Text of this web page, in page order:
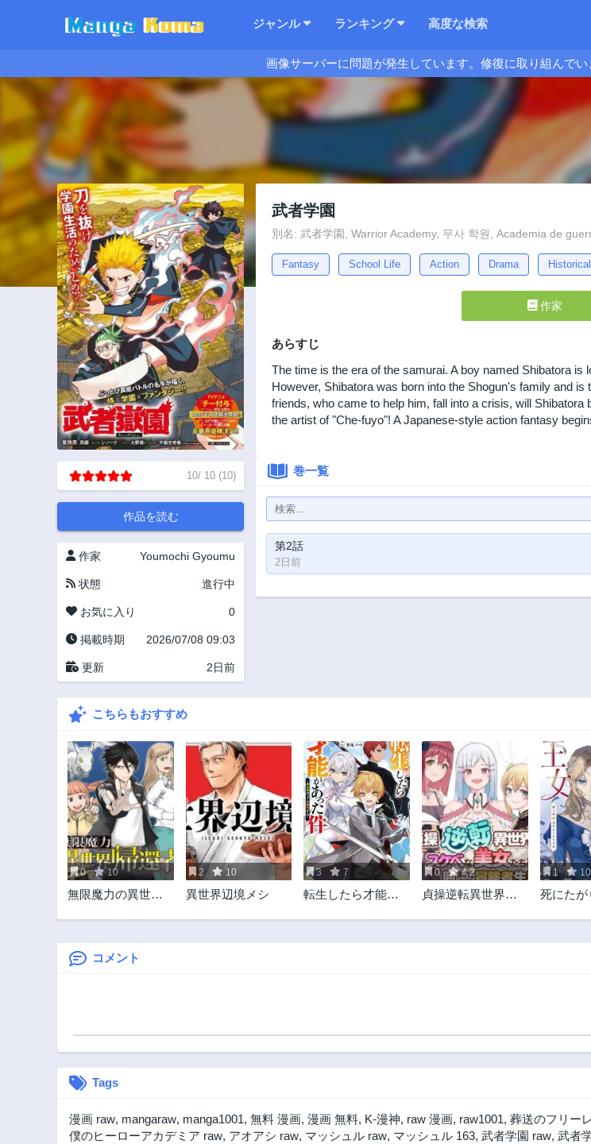
ジャンル ランキング 高度な検索
画像サーバーに問題が発生しています。修復に取り組んで
10/ 10 (10)
作品を読む
作家 Youmochi Gyoumu
状態 進行中
お気に入り 0
掲載時期 2026/07/08 09:03
更新 2日前
武者学園
別名: 武者学園, Warrior Academy, 무사 학원, Academia de
Fantasy School Life Action Drama Historical
作家
あらすじ
The time is the era of the samurai. A boy named Shibatora
However, Shibatora was born into the Shogun's family and
friends, who came to help him, fall into a crisis, will
the artist of "Che-fuyo"! A Japanese-style action fantasy
巻一覧
第2話
2日前
こちらもおすすめ
0 10
無限魔力の異世界
2 10
異世界辺境メシ
3 7
転生したら才能が
～
0 4.2
貞操逆転異世界で
険者生活
1 10
死にたが
コメント
Tags
漫画 raw, mangaraw, manga1001, 無料 漫画, 漫画 無料, K-漫神, raw 漫画, raw1001, 葬送のフリー
僕のヒーローアカデミア raw, アオアシ raw, マッシュル raw, マッシュル 163, 武者学園 raw, 武者